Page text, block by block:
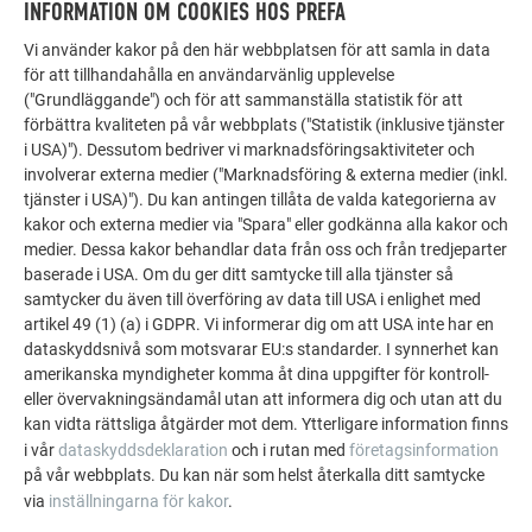
LÅT DIG INSPIRERAS
FLER OBJEKT
PREFA:s referensgalleri visar hur mångsidigt
aluminium kan användas. Upptäck fler imponerande
projekt med PREFA:s hållbara aluminiumlösningar för
tak, solenergi och fasader.
SE FLER REFERENSER
INFORMATION OM COOKIES HOS PREFA
Vi använder kakor på den här webbplatsen för att samla in data
för att tillhandahålla en användarvänlig upplevelse
("Grundläggande") och för att sammanställa statistik för att
förbättra kvaliteten på vår webbplats ("Statistik (inklusive tjänster
i USA)"). Dessutom bedriver vi marknadsföringsaktiviteter och
involverar externa medier ("Marknadsföring & externa medier (inkl.
tjänster i USA)"). Du kan antingen tillåta de valda kategorierna av
kakor och externa medier via "Spara" eller godkänna alla kakor och
medier. Dessa kakor behandlar data från oss och från tredjeparter
baserade i USA. Om du ger ditt samtycke till alla tjänster så
samtycker du även till överföring av data till USA i enlighet med
artikel 49 (1) (a) i GDPR. Vi informerar dig om att USA inte har en
dataskyddsnivå som motsvarar EU:s standarder. I synnerhet kan
amerikanska myndigheter komma åt dina uppgifter för kontroll-
eller övervakningsändamål utan att informera dig och utan att du
kan vidta rättsliga åtgärder mot dem. Ytterligare information finns
i vårdataskyddsdeklaration och i rutan med företagsinformation
på vår webbplats. Du kan när som helst återkalla ditt samtycke
via inställningarna för kakor.